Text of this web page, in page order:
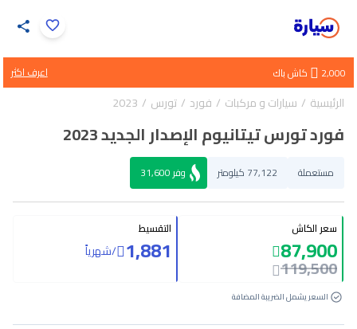
1
/
35 2,000 كاش باك اعرف اكثر
الرئيسية سيارات و مركبات فورد تورس 2023
فورد تورس تيتانيوم الإصدار الجديد 2023
مستعملة 77,122 كيلومتر وفر31,600
سعر الكاش
87,900
119,500
التقسيط
1,881
/شهرياً
السعر يشمل الضريبة المضافة